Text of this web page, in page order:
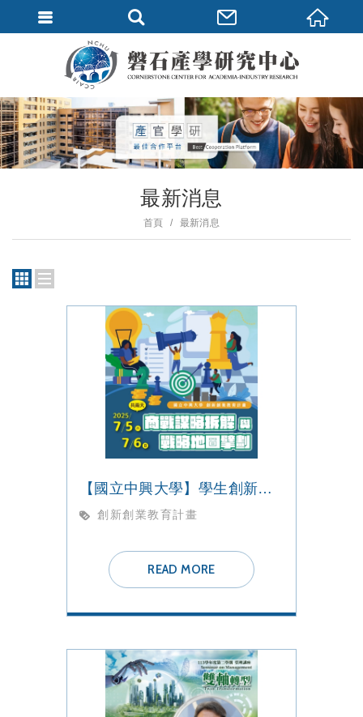
最新消息
首頁 最新消息
【國立中興大學】學生創新創業教育課程【商戰謀略拆解與戰略地圖擘劃】工作坊
創新創業教育計畫
READ MORE